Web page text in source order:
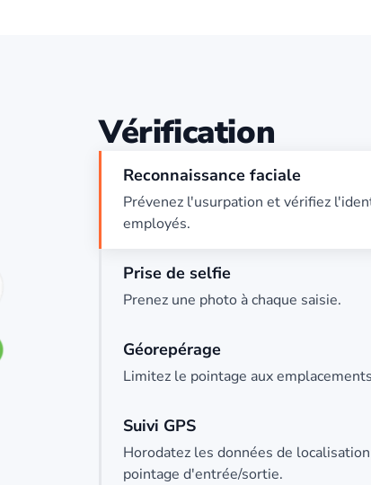
Vérification
Reconnaissance faciale
Prévenez l'usurpation et vérifiez
employés.
Prise de selfie
Prenez une photo à chaque saisie.
Géorepérage
Limitez le pointage aux
Suivi GPS
Horodatez les données de
pointage d'entrée/sortie.